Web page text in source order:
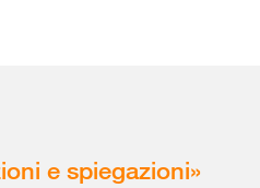
e spiegazioni»